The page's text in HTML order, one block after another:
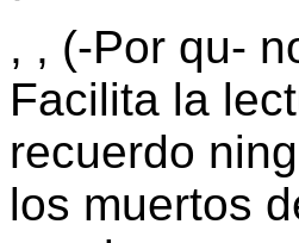
, , (-Por qu-
Facilita la
recuerdo
los muertos